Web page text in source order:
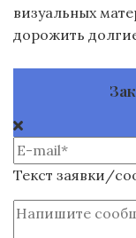
визуальных
дорожить
Текст заявки/